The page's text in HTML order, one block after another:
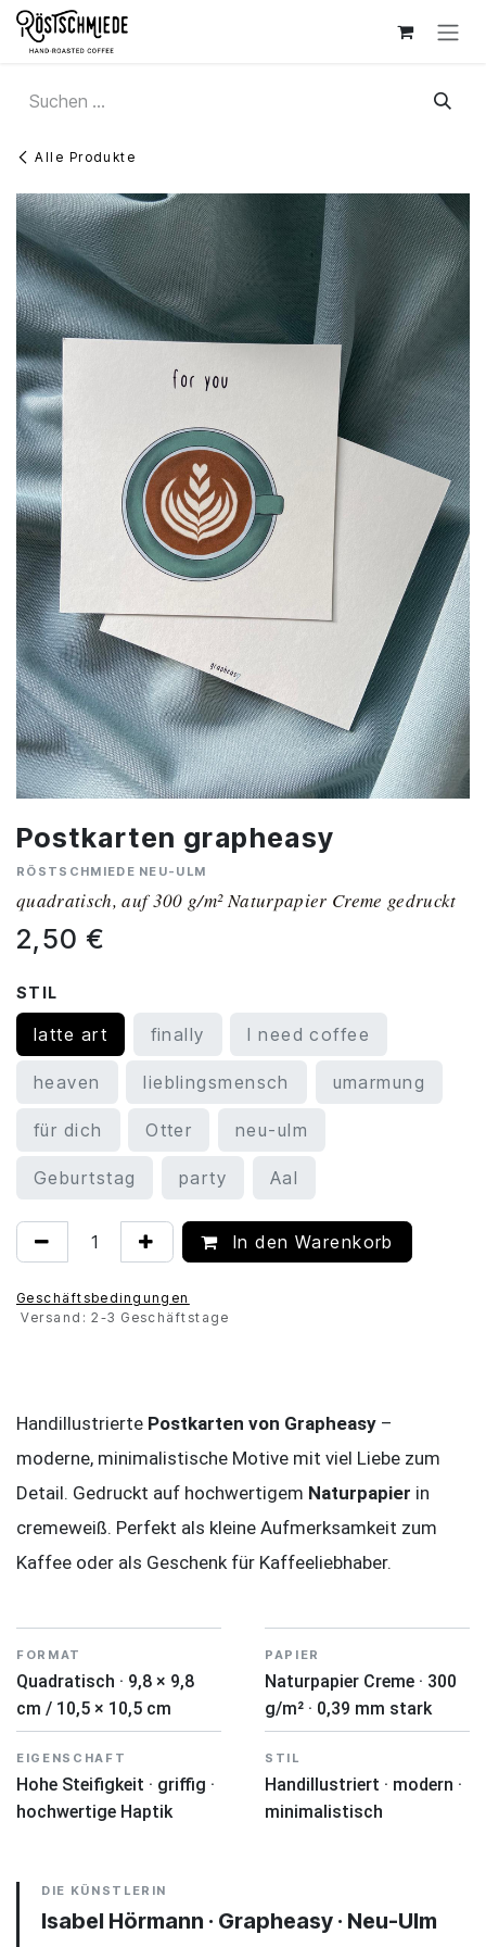
Zum Inhalt springen
Alle Produkte
Postkarten grapheasy
RÖSTSCHMIEDE NEU-ULM
quadratisch, auf 300 g/m² Naturpapier Creme gedruckt
2,50 €
STIL
latte art finally I need coffee
heaven lieblingsmensch umarmung
für dich Otter neu-ulm
Geburtstag party Aal
In den Warenkorb
Geschäftsbedingungen
Versand: 2-3 Geschäftstage
Handillustrierte Postkarten von Grapheasy –
moderne, minimalistische Motive mit viel Liebe zum
Detail. Gedruckt auf hochwertigem Naturpapier in
cremeweiß. Perfekt als kleine Aufmerksamkeit zum
Kaffee oder als Geschenk für Kaffeeliebhaber.
FORMAT
Quadratisch · 9,8 × 9,8
cm / 10,5 × 10,5 cm
PAPIER
Naturpapier Creme · 300
g/m² · 0,39 mm stark
EIGENSCHAFT
Hohe Steifigkeit · griffig ·
hochwertige Haptik
STIL
Handillustriert · modern ·
minimalistisch
DIE KÜNSTLERIN
Isabel Hörmann · Grapheasy · Neu-Ulm